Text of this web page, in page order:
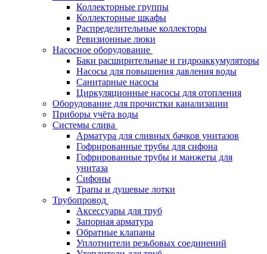
Коллекторные группы
Коллекторные шкафы
Распределительные коллекторы
Ревизионные люки
Насосное оборудование
Баки расширительные и гидроаккумуляторы
Насосы для повышения давления воды
Санитарные насосы
Циркуляционные насосы для отопления
Оборудование для прочистки канализации
Приборы учёта воды
Системы слива
Арматура для сливных бачков унитазов
Гофрированные трубы для сифона
Гофрированные трубы и манжеты для
унитаза
Сифоны
Трапы и душевые лотки
Трубопровод
Аксессуары для труб
Запорная арматура
Обратные клапаны
Уплотнители резьбовых соединений